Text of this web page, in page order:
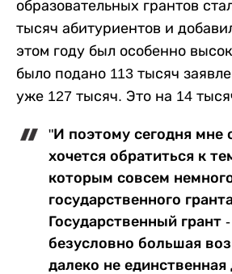
образовательных грантов
тысяч абитуриентов и
этом году был особенно
было подано 113 тысяч
уже 127 тысяч. Это на 14
"И поэтому сегодня мне
хочется обратиться к
которым совсем
государственного
Государственный грант
безусловно большая
далеко не единственная